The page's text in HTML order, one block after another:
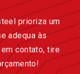
prioriza um
adequa às
contato, tire